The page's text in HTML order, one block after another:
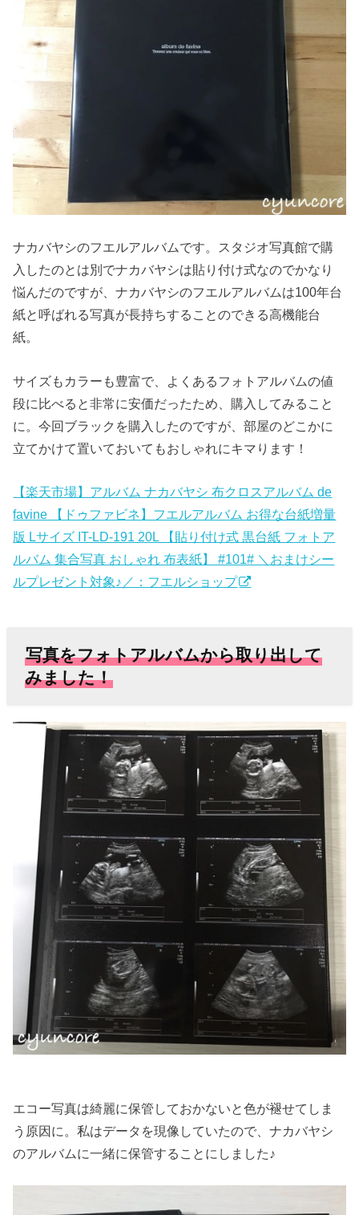
ナカバヤシのフエルアルバムです。スタジオ写真館で購
入したのとは別でナカバヤシは貼り付け式なのでかなり
悩んだのですが、ナカバヤシのフエルアルバムは100年台
紙と呼ばれる写真が長持ちすることのできる高機能台
紙。
サイズもカラーも豊富で、よくあるフォトアルバムの値
段に比べると非常に安価だったため、購入してみること
に。今回ブラックを購入したのですが、部屋のどこかに
立てかけて置いておいてもおしゃれにキマります！
【楽天市場】アルバム ナカバヤシ 布クロスアルバム de
favine 【ドゥファビネ】フエルアルバム お得な台紙増量
版 Lサイズ IT-LD-191 20L 【貼り付け式 黒台紙 フォトア
ルバム 集合写真 おしゃれ 布表紙】 #101# ＼おまけシー
ルプレゼント対象♪／：フエルショップ
写真をフォトアルバムから取り出して
みました！
エコー写真は綺麗に保管しておかないと色が褪せてしま
う原因に。私はデータを現像していたので、ナカバヤシ
のアルバムに一緒に保管することにしました♪